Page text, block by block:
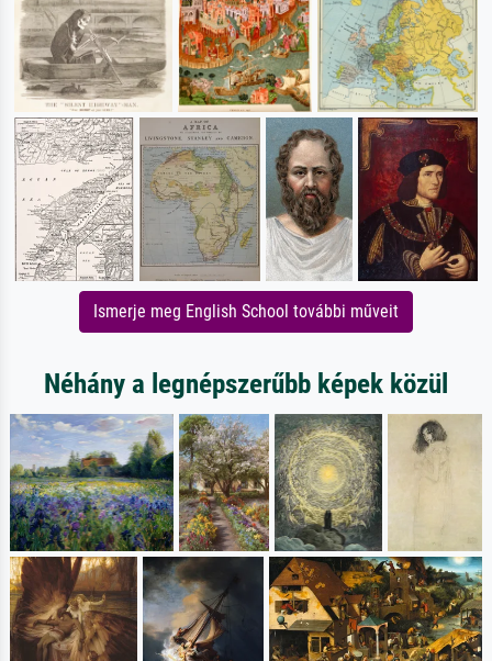
Ismerje meg English School további műveit
Néhány a legnépszerűbb képek közül